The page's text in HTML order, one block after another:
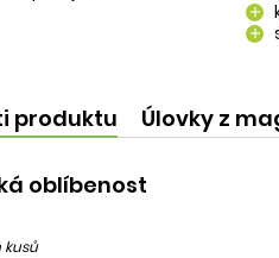
add
add
produktu Úlovky z
oblíbenost